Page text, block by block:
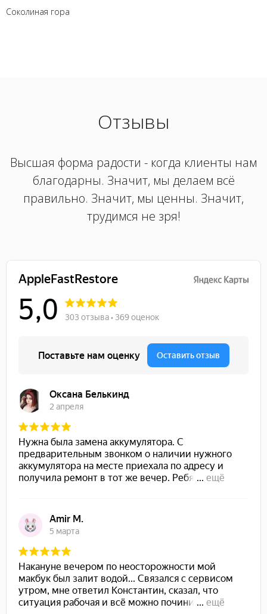
Соколиная гора
Отзывы
Высшая форма радости - когда клиенты нам
благодарны. Значит, мы делаем всё
правильно. Значит, мы ценны. Значит,
трудимся не зря!